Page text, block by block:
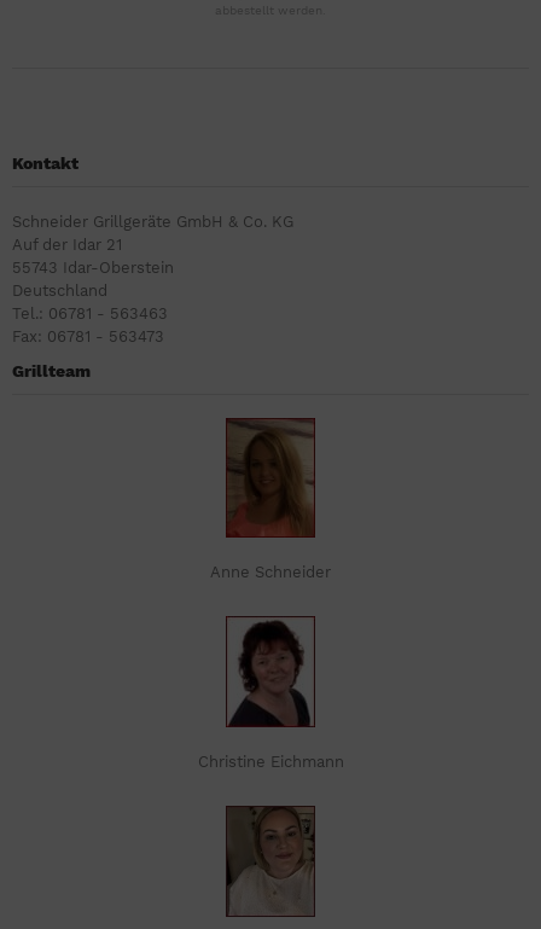
abbestellt werden.
Kontakt
Schneider Grillgeräte GmbH & Co. KG
Auf der Idar 21
55743 Idar-Oberstein
Deutschland
Tel.: 06781 - 563463
Fax: 06781 - 563473
Grillteam
Anne Schneider
Christine Eichmann